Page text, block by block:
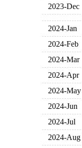
2023-Dec
2024-Jan
2024-Feb
2024-Mar
2024-Apr
2024-May
2024-Jun
2024-Jul
2024-Aug